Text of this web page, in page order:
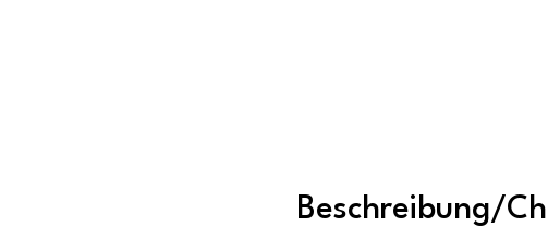
Beschreibung/